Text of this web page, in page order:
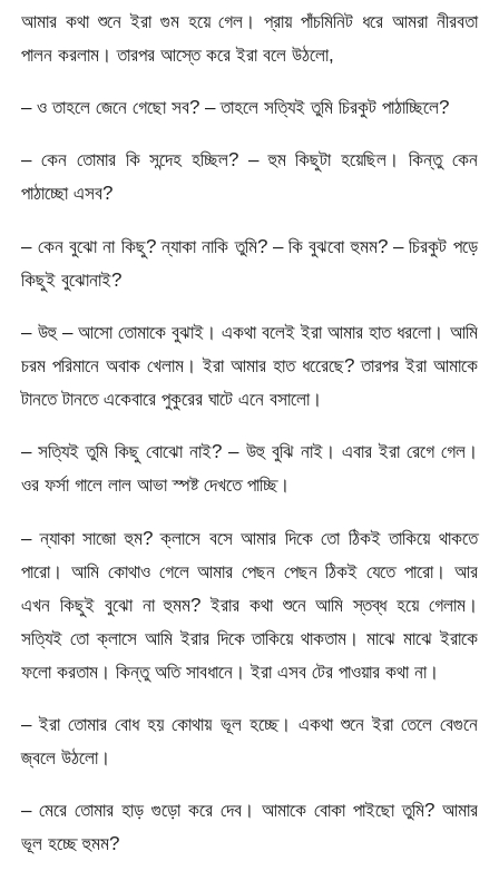
আমার কথা শুনে ইরা গুম হয়ে গেল। প্রায় পাঁচমিনিট ধরে আমরা নীরবতা
পালন করলাম। তারপর আস্তে করে ইরা বলে উঠলো,
– ও তাহলে জেনে গেছো সব? – তাহলে সত্যিই তুমি চিরকুট পাঠাচ্ছিলে?
– কেন তোমার কি সন্দেহ হচ্ছিল? – হুম কিছুটা হয়েছিল। কিন্তু কেন
পাঠাচ্ছো এসব?
– কেন বুঝো না কিছু? ন্যাকা নাকি তুমি? – কি বুঝবো হুমম? – চিরকুট পড়ে
কিছুই বুঝোনাই?
– উহু – আসো তোমাকে বুঝাই। একথা বলেই ইরা আমার হাত ধরলো। আমি
চরম পরিমানে অবাক খেলাম। ইরা আমার হাত ধরেেছে? তারপর ইরা আমাকে
টানতে টানতে একেবারে পুকুরের ঘাটে এনে বসালো।
– সত্যিই তুমি কিছু বোঝো নাই? – উহু বুঝি নাই। এবার ইরা রেগে গেল।
ওর ফর্সা গালে লাল আভা স্পষ্ট দেখতে পাচ্ছি।
– ন্যাকা সাজো হুম? ক্লাসে বসে আমার দিকে তো ঠিকই তাকিয়ে থাকতে
পারো। আমি কোথাও গেলে আমার পেছন পেছন ঠিকই যেতে পারো। আর
এখন কিছুই বুঝো না হুমম? ইরার কথা শুনে আমি স্তব্ধ হয়ে গেলাম।
সত্যিই তো ক্লাসে আমি ইরার দিকে তাকিয়ে থাকতাম। মাঝে মাঝে ইরাকে
ফলো করতাম। কিন্তু অতি সাবধানে। ইরা এসব টের পাওয়ার কথা না।
– ইরা তোমার বোধ হয় কোথায় ভূল হচ্ছে। একথা শুনে ইরা তেলে বেগুনে
জ্বলে উঠলো।
– মেরে তোমার হাড় গুড়ো করে দেব। আমাকে বোকা পাইছো তুমি? আমার
ভূল হচ্ছে হুমম?